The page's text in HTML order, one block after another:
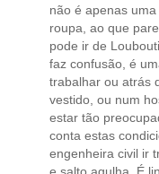
não é apenas
roupa, ao que
pode ir de
faz confusão, é
trabalhar ou atrás
vestido, ou num
estar tão
conta estas
engenheira civil ir